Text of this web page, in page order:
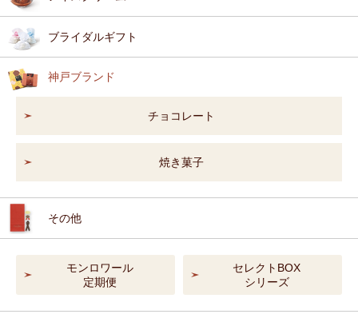
ブライダルギフト
神戸ブランド
チョコレート
焼き菓子
その他
モンロワール
定期便
セレクトBOX
シリーズ